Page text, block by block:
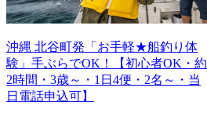
沖縄 北谷町発「お手軽★船釣り体
験」手ぶらでOK！【初心者OK・約
2時間・3歳～・1日4便・2名～・当
日電話申込可】